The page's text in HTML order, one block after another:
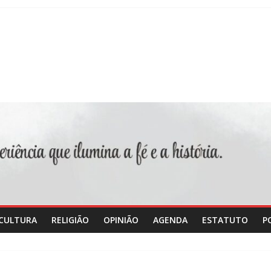
RELIGIÃO OPINIÃO AGENDA ESTATUTO